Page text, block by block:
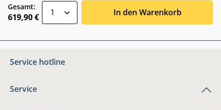
Gesamt:
619,90 € In den Warenkorb
Service hotline
Service